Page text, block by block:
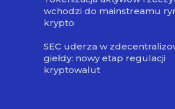
wchodzi do mainstreamu
krypto
SEC uderza w
giełdy: nowy etap regulacji
kryptowalut